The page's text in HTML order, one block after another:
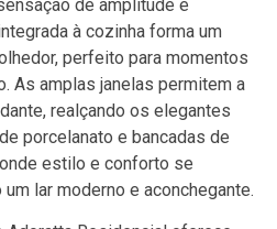
de amplitude e
à cozinha forma um
perfeito para momentos
As amplas janelas permitem a
realçando os elegantes
porcelanato e bancadas de
estilo e conforto se
lar moderno e aconchegante.